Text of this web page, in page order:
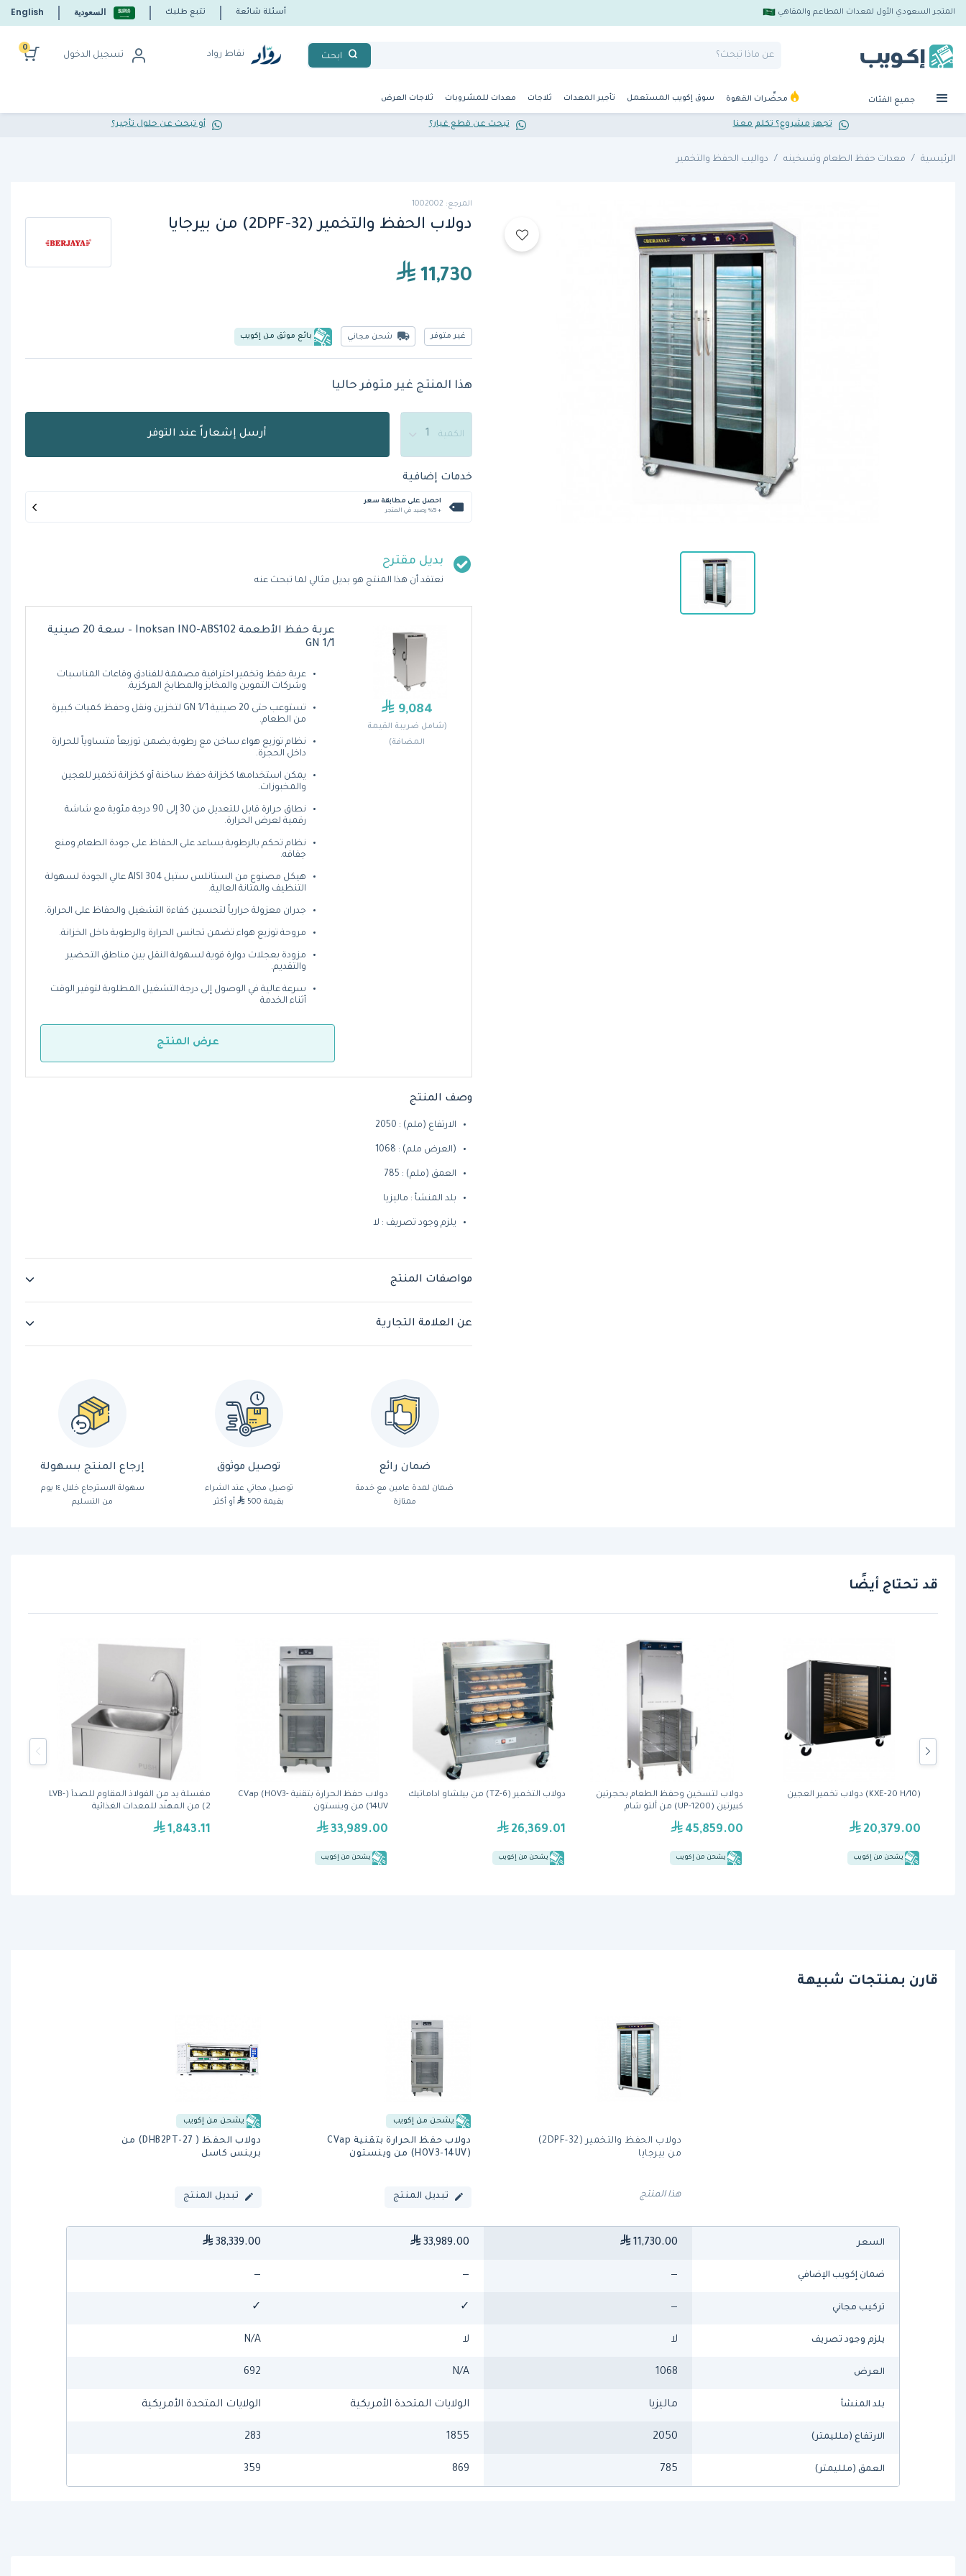
المتجر السعودي الأول لمعدات المطاعم والمقاهي أسئلة شائعة تتبع طلبك السعودية English
ابحث نقاط رواد تسجيل الدخول
0
جميع الفئات محضِّرات القهوة سوق إكويب المستعمل تأجير المعدات ثلاجات معدات للمشروبات ثلاجات العرض
تجهز مشروع؟ تكلم معنا تبحث عن قطع غيار؟ أو تبحث عن حلول تأجير؟
الرئيسية معدات حفظ الطعام وتسخينه دواليب الحفظ والتخمير
المرجع: 1002002
دولاب الحفظ والتخمير (2DPF-32) من بيرجايا
11,730
غير متوفر شحن مجاني بائع موثق من إكويب
هذا المنتج غير متوفر حاليا
الكمية أرسل إشعاراً عند التوفر
خدمات إضافية
احصل على مطابقة سعر
+ %5 رصيد في المتجر
بديل مقترح
نعتقد أن هذا المنتج هو بديل مثالي لما تبحث عنه
9,084
(شامل ضريبة القيمة
المضافة)
عربة حفظ الأطعمة Inoksan INO-ABS102 – سعة 20 صينية
GN 1/1
عربة حفظ وتخمير احترافية مصممة للفنادق وقاعات المناسبات
وشركات التموين والمخابز والمطابخ المركزية.
تستوعب حتى 20 صينية GN 1/1 لتخزين ونقل وحفظ كميات كبيرة
من الطعام.
نظام توزيع هواء ساخن مع رطوبة يضمن توزيعاً متساوياً للحرارة
داخل الحجرة.
يمكن استخدامها كخزانة حفظ ساخنة أو كخزانة تخمير للعجين
والمخبوزات.
نطاق حرارة قابل للتعديل من 30 إلى 90 درجة مئوية مع شاشة
رقمية لعرض الحرارة.
نظام تحكم بالرطوبة يساعد على الحفاظ على جودة الطعام ومنع
جفافه.
هيكل مصنوع من الستانلس ستيل AISI 304 عالي الجودة لسهولة
التنظيف والمتانة العالية.
جدران معزولة حرارياً لتحسين كفاءة التشغيل والحفاظ على الحرارة.
مروحة توزيع هواء تضمن تجانس الحرارة والرطوبة داخل الخزانة.
مزودة بعجلات دوارة قوية لسهولة النقل بين مناطق التحضير
والتقديم.
سرعة عالية في الوصول إلى درجة التشغيل المطلوبة لتوفير الوقت
أثناء الخدمة
عرض المنتج
وصف المنتج
الارتفاع (ملم) : 2050
(العرض ملم) : 1068
العمق (ملم) : 785
بلد المنشأ : ماليزيا
يلزم وجود تصريف : لا
مواصفات المنتج
عن العلامة التجارية
ضمان رائع
ضمان لمدة عامين مع خدمة
ممتازة
توصيل موثوق
توصيل مجاني عند الشراء
بقيمة 500
أو أكثر
إرجاع المنتج بسهولة
سهولة الاسترجاع خلال ١٤ يوم
من التسليم
قد تحتاج أيضًا
مغسلة يد من الفولاذ المقاوم للصدأ (LVB-
2) من المهنّد للمعدات الغذائية
1,843.11
دولاب حفظ الحرارة بتقنية CVap (HOV3-
14UV) من وينستون
33,989.00
يشحن من إكويب
دولاب التخمير (TZ-6) من بيلشاو اداماتيك
26,369.01
يشحن من إكويب
دولاب لتسخين وحفظ الطعام بحجرتين
كبيرتين (1200-UP) من ألتو شام
45,859.00
يشحن من إكويب
(KXE-20 H/10) دولاب تخمير العجين
20,379.00
يشحن من إكويب
قارن بمنتجات شبيهة
دولاب الحفظ والتخمير (2DPF-32)
من بيرجايا
هذا المنتج
يشحن من إكويب
دولاب حفظ الحرارة بتقنية CVap
(HOV3-14UV) من وينستون
تبديل المنتج
يشحن من إكويب
دولاب الحفظ ( DHB2PT-27) من
برينس كاسل
تبديل المنتج
السعر 11,730.00
33,989.00
38,339.00
ضمان إكويب الإضافي —
—
—
تركيب مجاني —
✓
✓
يلزم وجود تصريف لا لا N/A
العرض 1068
N/A
692
بلد المنشأ ماليزيا الولايات المتحدة الأمريكية الولايات المتحدة الأمريكية
الارتفاع (ملليمتر) 2050
1855
283
العمق (ملليمتر) 785
869
359